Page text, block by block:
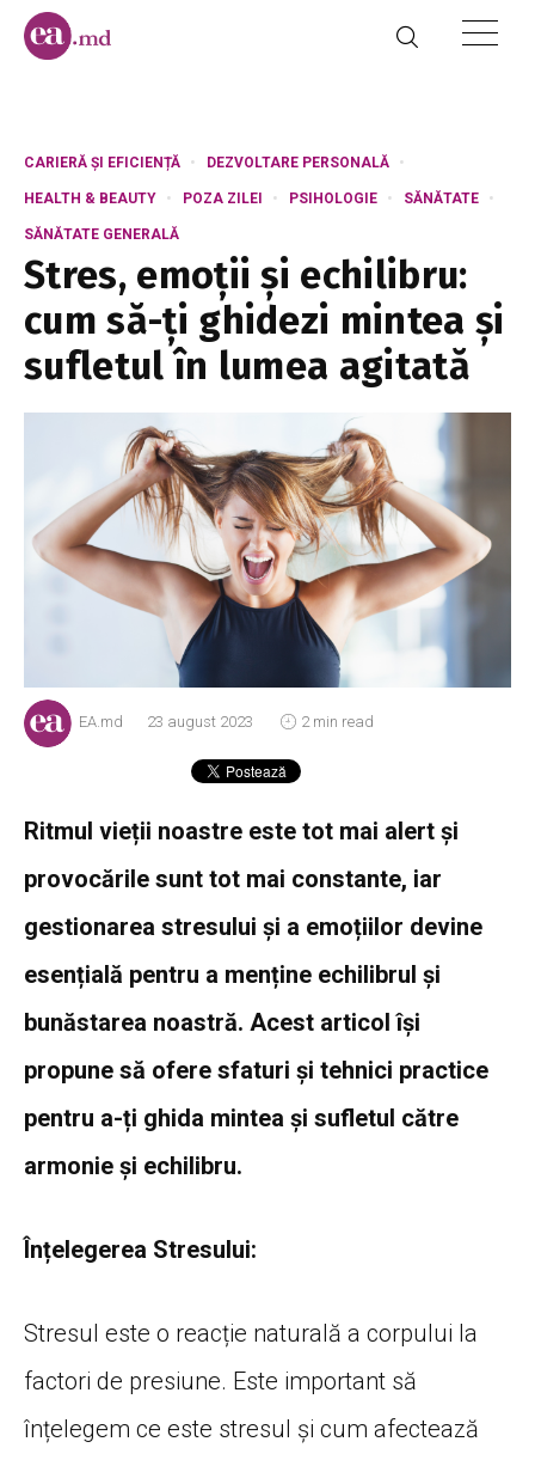
CARIERĂ ȘI EFICIENȚĂ DEZVOLTARE PERSONALĂ
HEALTH & BEAUTY POZA ZILEI PSIHOLOGIE SĂNĂTATE
SĂNĂTATE GENERALĂ
Stres, emoții și echilibru:
cum să-ți ghidezi mintea și
sufletul în lumea agitată
EA.md 23 august 2023 2 min read
Ritmul vieții noastre este tot mai alert și
provocările sunt tot mai constante, iar
gestionarea stresului și a emoțiilor devine
esențială pentru a menține echilibrul și
bunăstarea noastră. Acest articol își
propune să ofere sfaturi și tehnici practice
pentru a-ți ghida mintea și sufletul către
armonie și echilibru.
Înțelegerea Stresului:
Stresul este o reacție naturală a corpului la
factori de presiune. Este important să
înțelegem ce este stresul și cum afectează